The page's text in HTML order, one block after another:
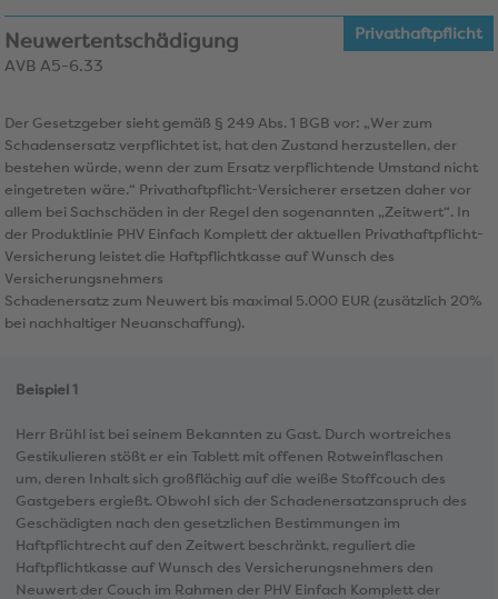
Privathaftpflicht
Neuwertentschädigung
AVB A5-6.33
Der Gesetzgeber sieht gemäß § 249 Abs. 1 BGB vor: „Wer zum
Schadensersatz verpflichtet ist, hat den Zustand herzustellen, der
bestehen würde, wenn der zum Ersatz verpflichtende Umstand nicht
eingetreten wäre.“ Privathaftpflicht-Versicherer ersetzen daher vor
allem bei Sachschäden in der Regel den sogenannten „Zeitwert“. In
der Produktlinie PHV Einfach Komplett der aktuellen Privathaftpflicht-
Versicherung leistet die Haftpflichtkasse auf Wunsch des
Versicherungsnehmers
Schadenersatz zum Neuwert bis maximal 5.000 EUR (zusätzlich 20%
bei nachhaltiger Neuanschaffung).
Beispiel 1
Herr Brühl ist bei seinem Bekannten zu Gast. Durch wortreiches
Gestikulieren stößt er ein Tablett mit offenen Rotweinflaschen
um, deren Inhalt sich großflächig auf die weiße Stoffcouch des
Gastgebers ergießt. Obwohl sich der Schadenersatzanspruch des
Geschädigten nach den gesetzlichen Bestimmungen im
Haftpflichtrecht auf den Zeitwert beschränkt, reguliert die
Haftpflichtkasse auf Wunsch des Versicherungsnehmers den
Neuwert der Couch im Rahmen der PHV Einfach Komplett der